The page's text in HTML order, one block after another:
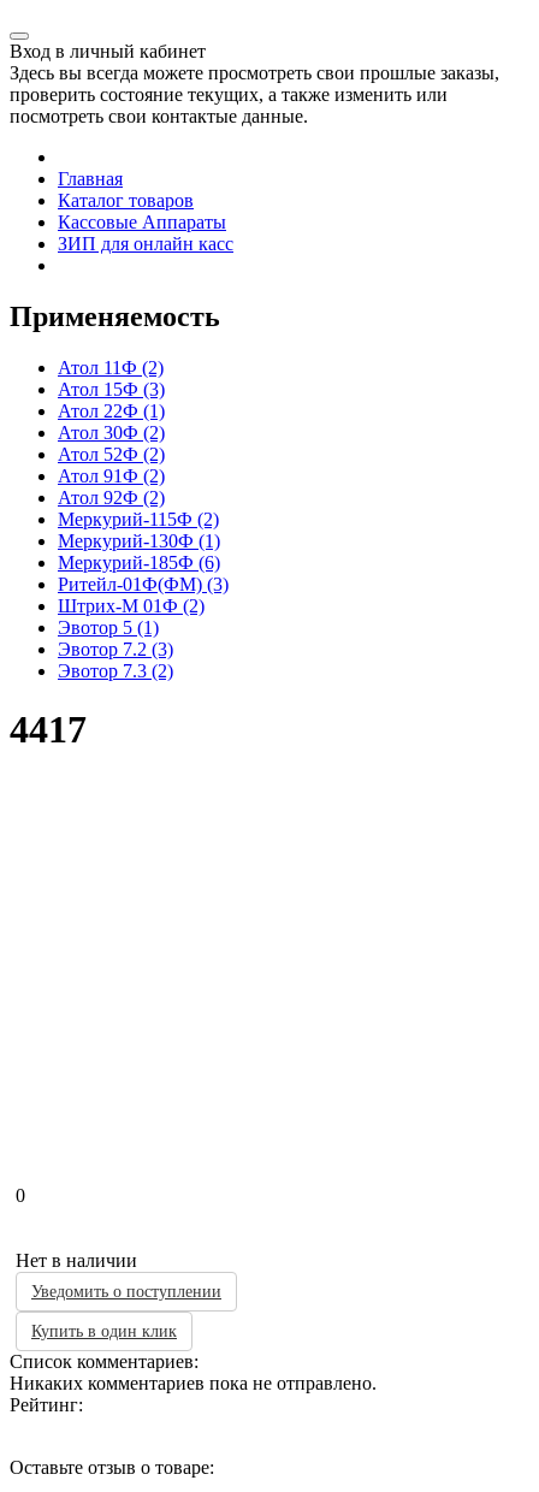
Вход в личный кабинет
Здесь вы всегда можете просмотреть свои прошлые заказы,
проверить состояние текущих, а также изменить или
посмотреть свои контактые данные.
Главная
Каталог товаров
Кассовые Аппараты
ЗИП для онлайн касс
Применяемость
Атол 11Ф (2)
Атол 15Ф (3)
Атол 22Ф (1)
Атол 30Ф (2)
Атол 52Ф (2)
Атол 91Ф (2)
Атол 92Ф (2)
Меркурий-115Ф (2)
Меркурий-130Ф (1)
Меркурий-185Ф (6)
Ритейл-01Ф(ФМ) (3)
Штрих-М 01Ф (2)
Эвотор 5 (1)
Эвотор 7.2 (3)
Эвотор 7.3 (2)
4417
0
Нет в наличии
Уведомить о поступлении
Купить в один клик
Список комментариев:
Никаких комментариев пока не отправлено.
Рейтинг:
Оставьте отзыв о товаре: